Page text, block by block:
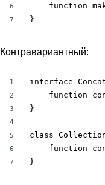
6
7
function
}
Контравариантный:
1
2
3
4
5
6
7
interface
function
}
class
function
}